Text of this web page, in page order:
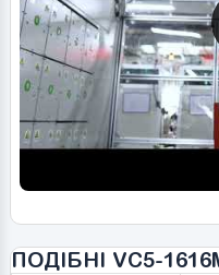
ПОДІБНІ VC5-